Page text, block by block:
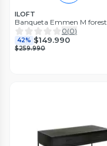
ILOFT
Banqueta Emmen M forest
0(0)
42% $149.990
$259.990